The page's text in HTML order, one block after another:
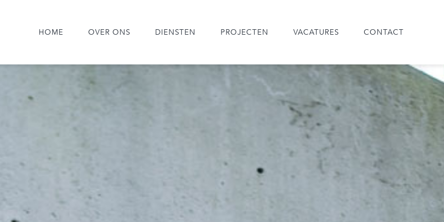
HOME OVER ONS DIENSTEN PROJECTEN VACATURES CONTACT